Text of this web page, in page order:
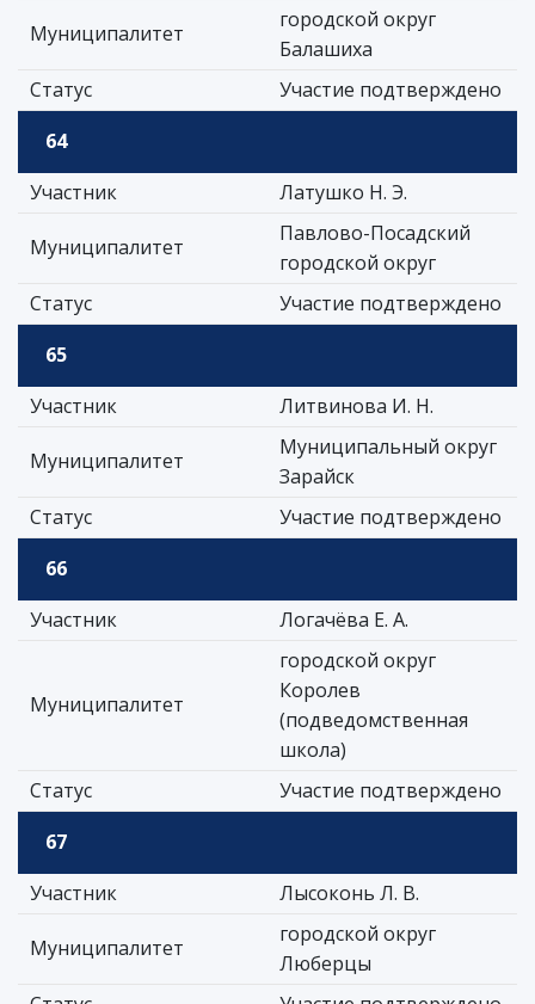
Муниципалитет
городской округ
Балашиха
Статус
Участие подтверждено
64
Участник
Латушко Н. Э.
Муниципалитет
Павлово-Посадский
городской округ
Статус
Участие подтверждено
65
Участник
Литвинова И. Н.
Муниципалитет
Муниципальный округ
Зарайск
Статус
Участие подтверждено
66
Участник
Логачёва Е. А.
Муниципалитет
городской округ
Королев
(подведомственная
школа)
Статус
Участие подтверждено
67
Участник
Лысоконь Л. В.
Муниципалитет
городской округ
Люберцы